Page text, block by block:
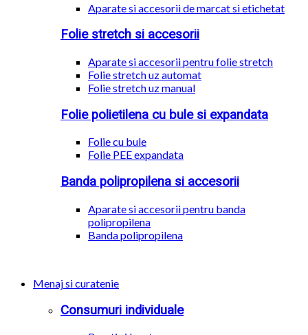
Aparate si accesorii de marcat si etichetat
Folie stretch si accesorii
Aparate si accesorii pentru folie stretch
Folie stretch uz automat
Folie stretch uz manual
Folie polietilena cu bule si expandata
Folie cu bule
Folie PEE expandata
Banda polipropilena si accesorii
Aparate si accesorii pentru banda
polipropilena
Banda polipropilena
Menaj si curatenie
Consumuri individuale